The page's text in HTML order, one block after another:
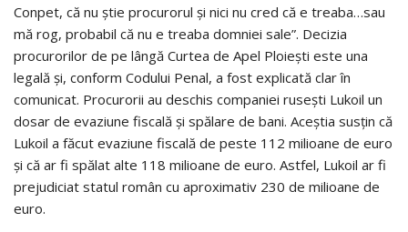
Conpet, că nu ştie procurorul şi nici nu cred că e treaba…sau
mă rog, probabil că nu e treaba domniei sale”. Decizia
procurorilor de pe lângă Curtea de Apel Ploieşti este una
legală şi, conform Codului Penal, a fost explicată clar în
comunicat. Procurorii au deschis companiei ruseşti Lukoil un
dosar de evaziune fiscală şi spălare de bani. Aceştia susţin că
Lukoil a făcut evaziune fiscală de peste 112 milioane de euro
şi că ar fi spălat alte 118 milioane de euro. Astfel, Lukoil ar fi
prejudiciat statul român cu aproximativ 230 de milioane de
euro.